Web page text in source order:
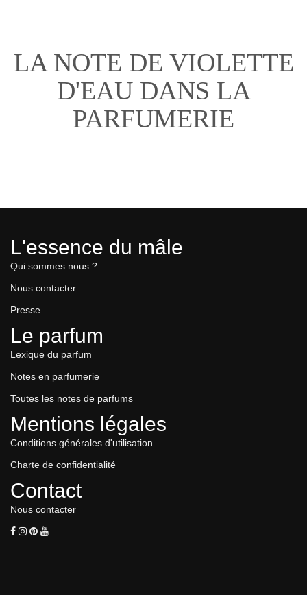
LA NOTE DE VIOLETTE
D'EAU DANS LA
PARFUMERIE
L'essence du mâle
Qui sommes nous ?
Nous contacter
Presse
Le parfum
Lexique du parfum
Notes en parfumerie
Toutes les notes de parfums
Mentions légales
Conditions générales d'utilisation
Charte de confidentialité
Contact
Nous contacter